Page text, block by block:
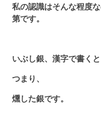
私の認識はそんな程度
第です。
いぶし銀、漢字で書く
つまり、
燻した銀です。